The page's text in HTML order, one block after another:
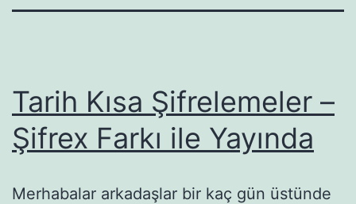
Tarih Kısa Şifrelemeler –
Şifrex Farkı ile Yayında
Merhabalar arkadaşlar bir kaç gün üstünde